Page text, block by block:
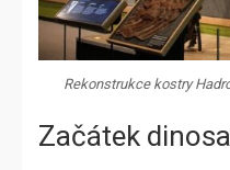
Rekonstrukce kostry
Začátek